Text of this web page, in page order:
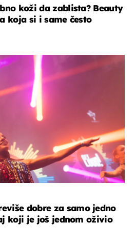
koži da zablista? Beauty
koja si i same često
dobre za samo jedno
koji je još jednom oživio